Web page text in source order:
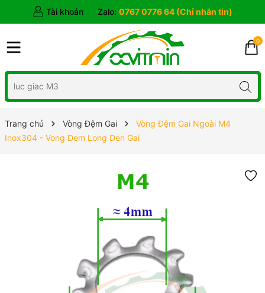
Tài khoản Zalo: 0767 0776 64 (Chỉ nhắn tin)
0
Trang chủ Vòng Đệm Gai
Vòng Đệm Gai Ngoài M4
Inox304 - Vong Dem Long Den Gai